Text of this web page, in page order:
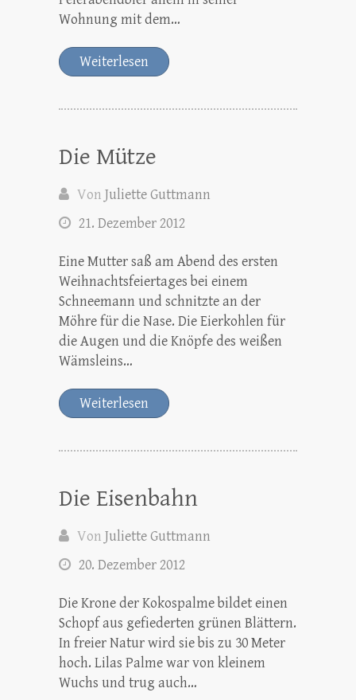
Wohnung mit dem…
Weiterlesen
Die Mütze
Von Juliette Guttmann
21. Dezember 2012
Eine Mutter saß am Abend des ersten
Weihnachtsfeiertages bei einem
Schneemann und schnitzte an der
Möhre für die Nase. Die Eierkohlen für
die Augen und die Knöpfe des weißen
Wämsleins…
Weiterlesen
Die Eisenbahn
Von Juliette Guttmann
20. Dezember 2012
Die Krone der Kokospalme bildet einen
Schopf aus gefiederten grünen Blättern.
In freier Natur wird sie bis zu 30 Meter
hoch. Lilas Palme war von kleinem
Wuchs und trug auch…